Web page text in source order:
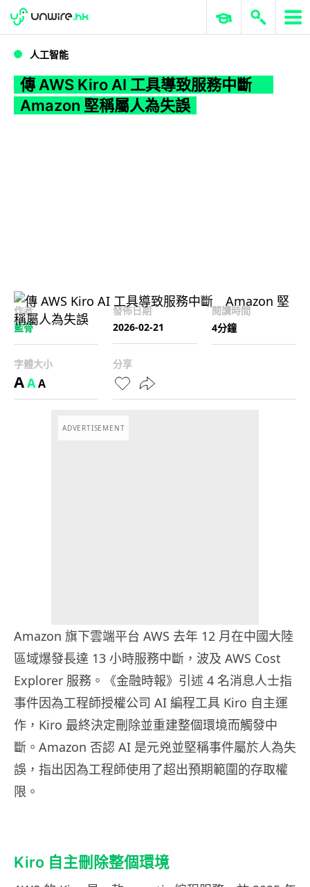
WWDC 2026 ERP 與商業 AI
人工智能
傳 AWS Kiro AI 工具導致服務中斷
Amazon 堅稱屬人為失誤
作者
藍骨
發佈日期
2026-02-21
閱讀時間
4分鐘
字體大小
AAA
分享
ADVERTISEMENT
Amazon 旗下雲端平台 AWS 去年 12 月在中國大陸
區域爆發長達 13 小時服務中斷，波及 AWS Cost
Explorer 服務。《金融時報》引述 4 名消息人士指
事件因為工程師授權公司 AI 編程工具 Kiro 自主運
作，Kiro 最終決定刪除並重建整個環境而觸發中
斷。Amazon 否認 AI 是元兇並堅稱事件屬於人為失
誤，指出因為工程師使用了超出預期範圍的存取權
限。
Kiro 自主刪除整個環境